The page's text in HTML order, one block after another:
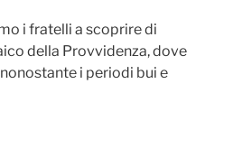
i fratelli a scoprire di
della Provvidenza, dove
i periodi bui e